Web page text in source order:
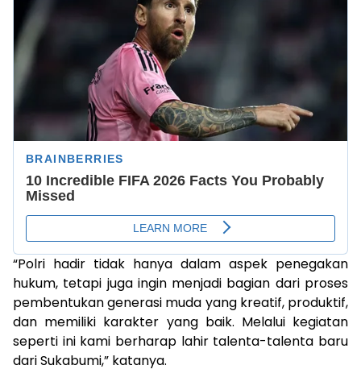
“Polri hadir tidak hanya dalam aspek penegakan
hukum, tetapi juga ingin menjadi bagian dari proses
pembentukan generasi muda yang kreatif, produktif,
dan memiliki karakter yang baik. Melalui kegiatan
seperti ini kami berharap lahir talenta-talenta baru
dari Sukabumi,” katanya.